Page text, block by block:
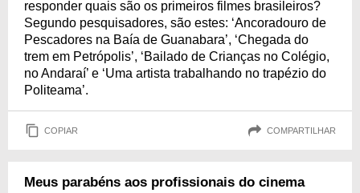
responder quais são os primeiros filmes brasileiros?
Segundo pesquisadores, são estes: ‘Ancoradouro de
Pescadores na Baía de Guanabara’, ‘Chegada do
trem em Petrópolis’, ‘Bailado de Crianças no Colégio,
no Andaraí’ e ‘Uma artista trabalhando no trapézio do
Politeama’.
COPIAR COMPARTILHAR
Meus parabéns aos profissionais do cinema